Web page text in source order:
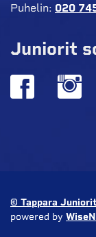
Puhelin: 020
Juniorit
© Tappara Juniorit
powered by